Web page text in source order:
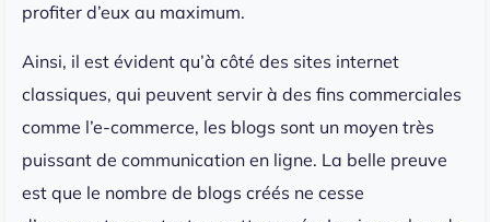
profiter d’eux au maximum.
Ainsi, il est évident qu’à côté des sites internet
classiques, qui peuvent servir à des fins commerciales
comme l’e-commerce, les blogs sont un moyen très
puissant de communication en ligne. La belle preuve
est que le nombre de blogs créés ne cesse